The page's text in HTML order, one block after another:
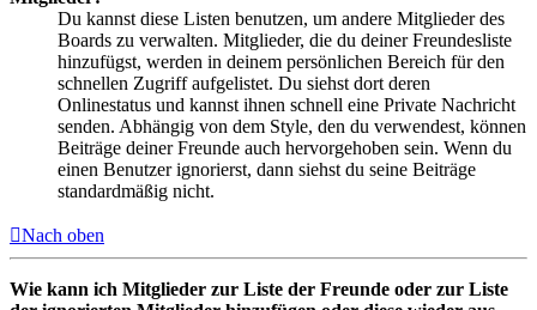
Du kannst diese Listen benutzen, um andere Mitglieder des
Boards zu verwalten. Mitglieder, die du deiner Freundesliste
hinzufügst, werden in deinem persönlichen Bereich für den
schnellen Zugriff aufgelistet. Du siehst dort deren
Onlinestatus und kannst ihnen schnell eine Private Nachricht
senden. Abhängig von dem Style, den du verwendest, können
Beiträge deiner Freunde auch hervorgehoben sein. Wenn du
einen Benutzer ignorierst, dann siehst du seine Beiträge
standardmäßig nicht.
Nach oben
Wie kann ich Mitglieder zur Liste der Freunde oder zur Liste